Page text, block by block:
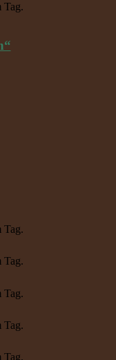
Tag.
Tag.
Tag.
Tag.
Tag.
Tag.